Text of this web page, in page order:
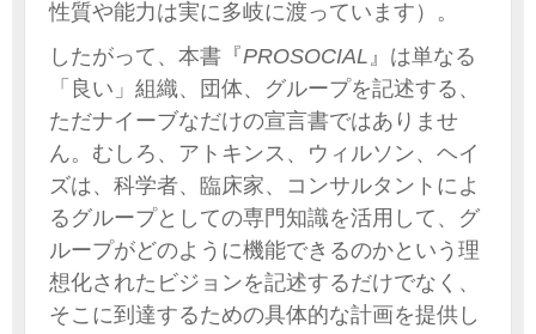
性質や能力は実に多岐に渡っています）。
したがって、本書『PROSOCIAL』は単なる
「良い」組織、団体、グループを記述する、
ただナイーブなだけの宣言書ではありませ
ん。むしろ、アトキンス、ウィルソン、ヘイ
ズは、科学者、臨床家、コンサルタントによ
るグループとしての専門知識を活用して、グ
ループがどのように機能できるのかという理
想化されたビジョンを記述するだけでなく、
そこに到達するための具体的な計画を提供し